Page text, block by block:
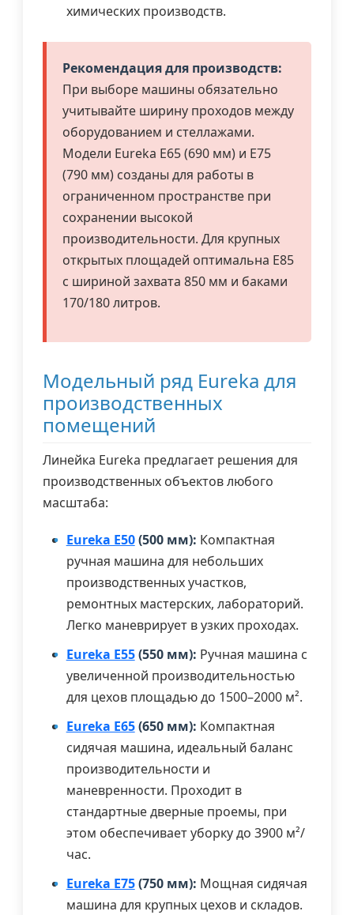
химических производств.
Рекомендация для производств:
При выборе машины обязательно
учитывайте ширину проходов между
оборудованием и стеллажами.
Модели Eureka E65 (690 мм) и E75
(790 мм) созданы для работы в
ограниченном пространстве при
сохранении высокой
производительности. Для крупных
открытых площадей оптимальна E85
с шириной захвата 850 мм и баками
170/180 литров.
Модельный ряд Eureka для
производственных
помещений
Линейка Eureka предлагает решения для
производственных объектов любого
масштаба:
Eureka E50(500 мм): Компактная
ручная машина для небольших
производственных участков,
ремонтных мастерских, лабораторий.
Легко маневрирует в узких проходах.
Eureka E55(550 мм): Ручная машина с
увеличенной производительностью
для цехов площадью до 1500–2000 м².
Eureka E65(650 мм): Компактная
сидячая машина, идеальный баланс
производительности и
маневренности. Проходит в
стандартные дверные проемы, при
этом обеспечивает уборку до 3900 м²/
час.
Eureka E75(750 мм): Мощная сидячая
машина для крупных цехов и складов.